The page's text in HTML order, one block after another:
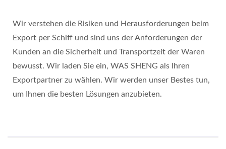
Wir verstehen die Risiken und Herausforderungen beim
Export per Schiff und sind uns der Anforderungen der
Kunden an die Sicherheit und Transportzeit der Waren
bewusst. Wir laden Sie ein, WAS SHENG als Ihren
Exportpartner zu wählen. Wir werden unser Bestes tun,
um Ihnen die besten Lösungen anzubieten.